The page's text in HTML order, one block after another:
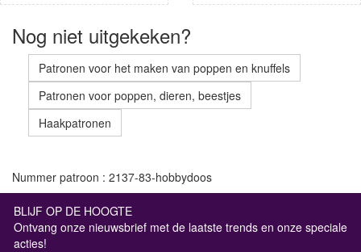
Nog niet uitgekeken?
Patronen voor het maken van poppen en knuffels
Patronen voor poppen, dieren, beestjes
Haakpatronen
Nummer patroon : 2137-83-hobbydoos
BLIJF OP DE HOOGTE
Ontvang onze nieuwsbrief met de laatste trends en onze speciale
acties!